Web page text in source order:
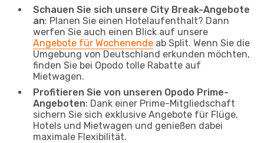
Schauen Sie sich unsere City Break-Angebote
an: Planen Sie einen Hotelaufenthalt? Dann
werfen Sie auch einen Blick auf unsere
Angebote für Wochenende ab Split. Wenn Sie die
Umgebung von Deutschland erkunden möchten,
finden Sie bei Opodo tolle Rabatte auf
Mietwagen.
Profitieren Sie von unseren Opodo Prime-
Angeboten: Dank einer Prime-Mitgliedschaft
sichern Sie sich exklusive Angebote für Flüge,
Hotels und Mietwagen und genießen dabei
maximale Flexibilität.